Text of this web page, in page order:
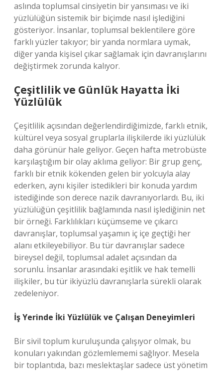
aslında toplumsal cinsiyetin bir yansıması ve iki
yüzlülüğün sistemik bir biçimde nasıl işlediğini
gösteriyor. İnsanlar, toplumsal beklentilere göre
farklı yüzler takıyor; bir yanda normlara uymak,
diğer yanda kişisel çıkar sağlamak için davranışlarını
değiştirmek zorunda kalıyor.
Çeşitlilik ve Günlük Hayatta İki
Yüzlülük
Çeşitlilik açısından değerlendirdiğimizde, farklı etnik,
kültürel veya sosyal gruplarla ilişkilerde iki yüzlülük
daha görünür hale geliyor. Geçen hafta metrobüste
karşılaştığım bir olay aklıma geliyor: Bir grup genç,
farklı bir etnik kökenden gelen bir yolcuyla alay
ederken, aynı kişiler istedikleri bir konuda yardım
istediğinde son derece nazik davranıyorlardı. Bu, iki
yüzlülüğün çeşitlilik bağlamında nasıl işlediğinin net
bir örneği. Farklılıkları küçümseme ve çıkarcı
davranışlar, toplumsal yaşamın iç içe geçtiği her
alanı etkileyebiliyor. Bu tür davranışlar sadece
bireysel değil, toplumsal adalet açısından da
sorunlu. İnsanlar arasındaki eşitlik ve hak temelli
ilişkiler, bu tür ikiyüzlü davranışlarla sürekli olarak
zedeleniyor.
İş Yerinde İki Yüzlülük ve Çalışan Deneyimleri
Bir sivil toplum kuruluşunda çalışıyor olmak, bu
konuları yakından gözlemlememi sağlıyor. Mesela
bir toplantıda, bazı meslektaşlar sadece üst yönetim